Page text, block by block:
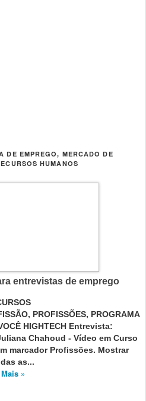
DE EMPREGO, MERCADO DE
HUMANOS
entrevistas de emprego
PROFISSÕES, PROGRAMA
HIGHTECH Entrevista:
Chahoud - Vídeo em Curso
marcador Profissões. Mostrar
as...
Mais »